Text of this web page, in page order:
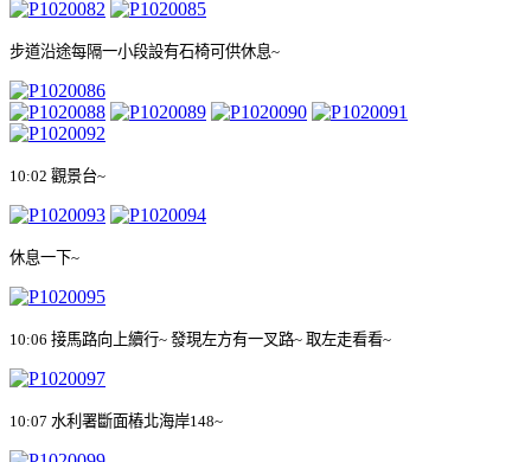
步道沿途每隔一小段設有石椅可供休息~
10:02 觀景台~
休息一下~
10:06 接馬路向上續行~ 發現左方有一叉路~ 取左走看看~
10:07 水利署斷面樁北海岸148~